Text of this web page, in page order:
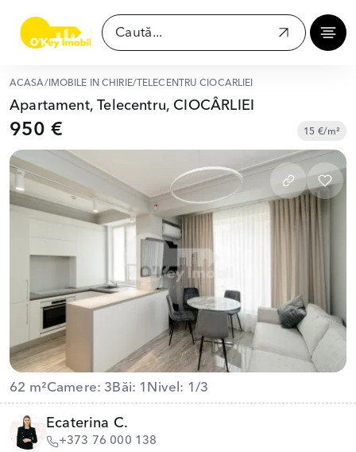
ACASĂ/ IMOBILE ÎN CHIRIE/ TELECENTRU CIOCÂRLIEI
Apartament, Telecentru, CIOCÂRLIEI
950 € 15 €/m²
62 m²Camere: 3 Băi: 1 Nivel: 1/3
Ecaterina C.
+373 76 000 138